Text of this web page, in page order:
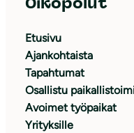
Etusivu
Ajankohtaista
Tapahtumat
Osallistu
Avoimet työpaikat
Yrityksille